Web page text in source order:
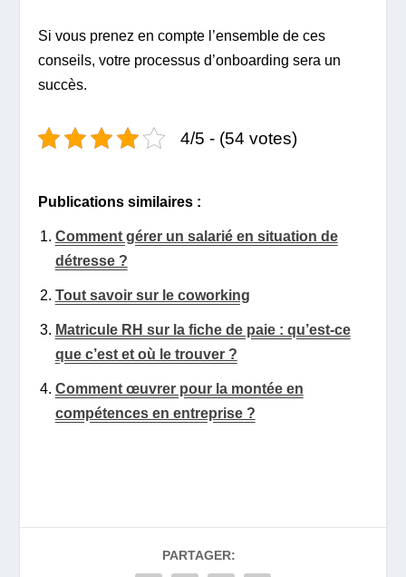
Si vous prenez en compte l’ensemble de ces
conseils, votre processus d’onboarding sera un
succès.
4/5 - (54 votes)
Publications similaires :
Comment gérer un salarié en situation de
détresse ?
Tout savoir sur le coworking
Matricule RH sur la fiche de paie : qu’est-ce
que c’est et où le trouver ?
Comment œuvrer pour la montée en
compétences en entreprise ?
PARTAGER: